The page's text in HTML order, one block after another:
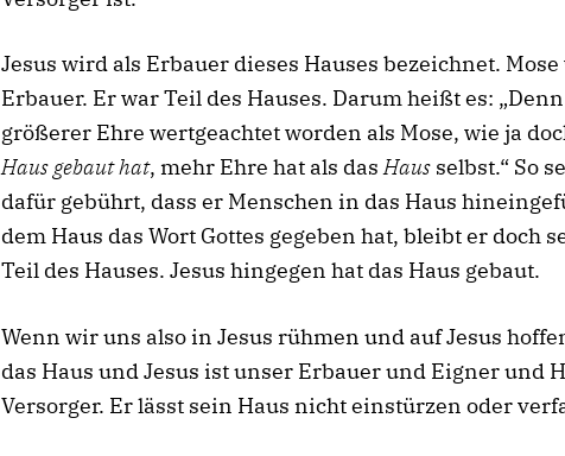
Jesus wird als Erbauer dieses Hauses bezeichnet.
Erbauer. Er war Teil des Hauses. Darum heißt es:
größerer Ehre wertgeachtet worden als Mose, wie ja
Haus gebaut hat, mehr Ehre hat als dasHaus selbst.“ So
dafür gebührt, dass er Menschen in das Haus
dem Haus das Wort Gottes gegeben hat, bleibt er doch
Teil des Hauses. Jesus hingegen hat das Haus gebaut.
Wenn wir uns also in Jesus rühmen und auf Jesus
das Haus und Jesus ist unser Erbauer und Eigner und
Versorger. Er lässt sein Haus nicht einstürzen oder